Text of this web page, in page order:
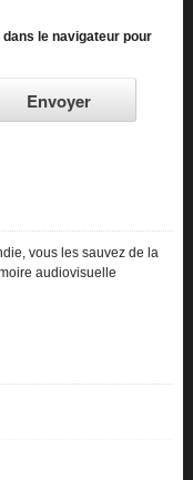
le navigateur pour
vous les sauvez de la
audiovisuelle